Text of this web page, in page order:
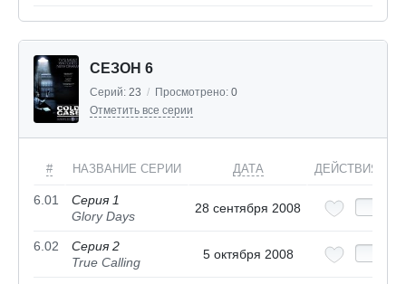
СЕЗОН 6
Серий: 23 / Просмотрено: 0
Отметить все серии
# НАЗВАНИЕ СЕРИИ ДАТА ДЕЙСТВИЯ
6.01
Серия 1
Glory Days
28 сентября 2008
6.02
Серия 2
True Calling
5 октября 2008